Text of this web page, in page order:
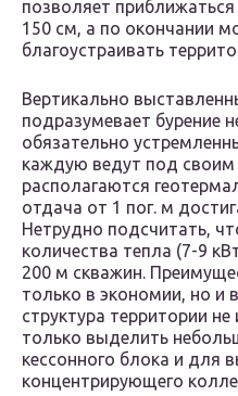
позволяет
150 см, а по окончании
благоустраивать
Вертикально
подразумевает бурение
обязательно
каждую ведут под своим
располагаются
отдача от 1 пог. м
Нетрудно подсчитать,
количества тепла (7-9
200 м скважин.
только в экономии, но
структура территории
только выделить
кессонного блока и для
концентрирующего